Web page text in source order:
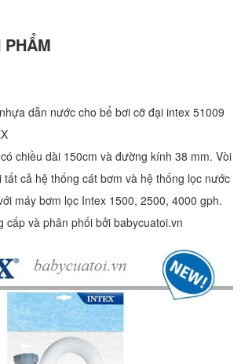
PHẨM
dẫn nước cho bể bơi cỡ đại intex 51009
chiều dài 150cm và đường kính 38 mm. Vòi
cả hệ thống cát bơm và hệ thống lọc nước
máy bơm lọc Intex 1500, 2500, 4000 gph.
cấp và phân phối bởi babycuatoi.vn